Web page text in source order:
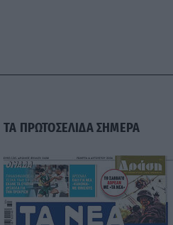
ΤΑ ΠΡΩΤΟΣΕΛΙΔΑ ΣΗΜΕΡΑ